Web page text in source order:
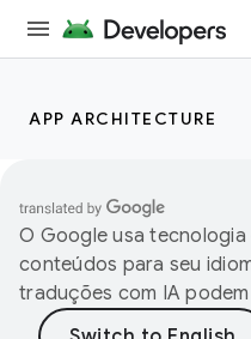
APP ARCHITECTURE
O Google usa
conteúdos para seu
traduções com IA